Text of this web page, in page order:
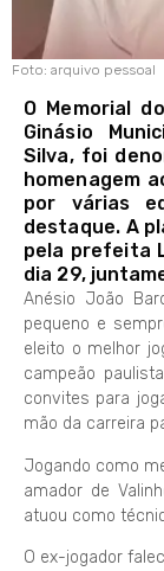
Foto: arquivo pessoal
O Memorial
Ginásio
Silva, foi
homenagem
por várias
destaque. A
pela prefeita
dia 29,
Anésio João
pequeno e
eleito o melhor
campeão
convites para
mão da carreira
Jogando como
amador de
atuou como
O ex-jogador